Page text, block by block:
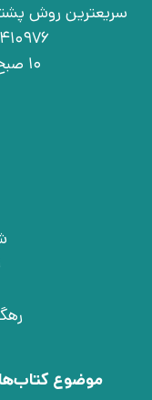
سریعترین روش
021-66410976 | 09030925756
10 صبح الی 15 (3 بعد از ظهر)
موضوع کتاب‌ها